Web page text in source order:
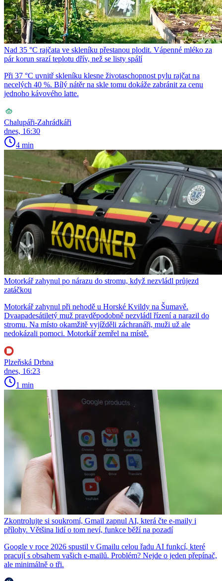
Nad 35 °C rajčata ve skleníku přestanou plodit. Vápenné mléko za
pár korun srazí teplotu dřív, než se listy spálí
Při 37 °C uvnitř skleníku klesne životaschopnost pylu rajčat na
necelých 40 %. Bílý nátěr na skle tomu dokáže zabránit za cenu
jednoho kávového latte.
Chalupáři-Zahrádkáři
dnes, 16:30
4 min
Motorkář zahynul po nárazu do stromu, když nezvládl průjezd
zatáčkou
Motorkář zahynul při nehodě u Horské Kvildy na Šumavě.
Dvaapadesátiletý muž pravděpodobně nezvládl řízení a narazil do
stromu. Na místo okamžitě vyjížděli záchranáři, muži už ale
nedokázali pomoci. Motorkář zemřel na místě.
Plzeňská Drbna
dnes, 16:23
1 min
Zkontrolujte si soukromí, Gmail zapnul AI, která čte e-maily i
přílohy. Většina lidí o tom neví, funkce běží na pozadí
Google v roce 2026 spustil v Gmailu celou řadu AI funkcí, které
pracují s obsahem vašich e-mailů. Problém? Nejde o jeden přepínač,
ale minimálně o tři.